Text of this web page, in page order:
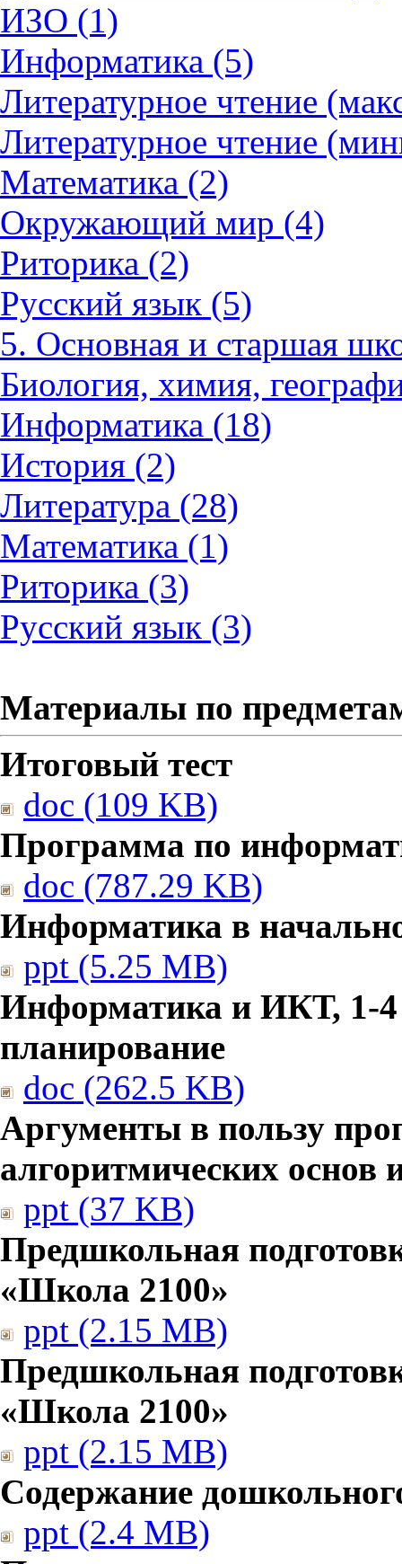
ИЗО (1)
Информатика (5)
Литературное чтение
Литературное чтение
Математика (2)
Окружающий мир (4)
Риторика (2)
Русский язык (5)
5. Основная и старшая
Биология, химия,
Информатика (18)
История (2)
Литература (28)
Математика (1)
Риторика (3)
Русский язык (3)
Материалы по
Итоговый тест
doc (109 KB)
Программа по
doc (787.29 KB)
Информатика в
ppt (5.25 MB)
Информатика и ИКТ, 1-4
планирование
doc (262.5 KB)
Аргументы в пользу
алгоритмических основ
ppt (37 KB)
Предшкольная
«Школа 2100»
ppt (2.15 MB)
Предшкольная
«Школа 2100»
ppt (2.15 MB)
Содержание
ppt (2.4 MB)